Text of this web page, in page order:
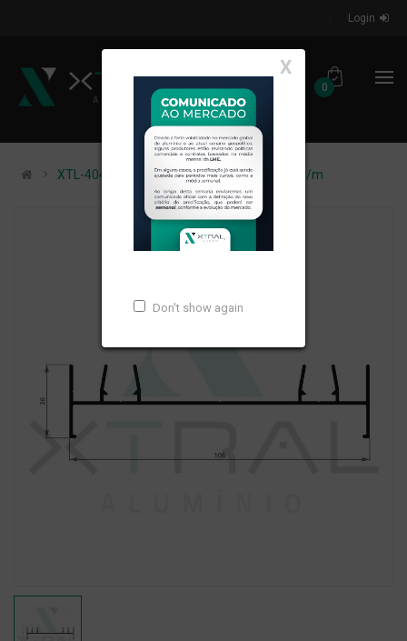
Login
0
X
Don't show again
XTL-404 - (XS-013) - PESO LINEAR: 0,707kg/m